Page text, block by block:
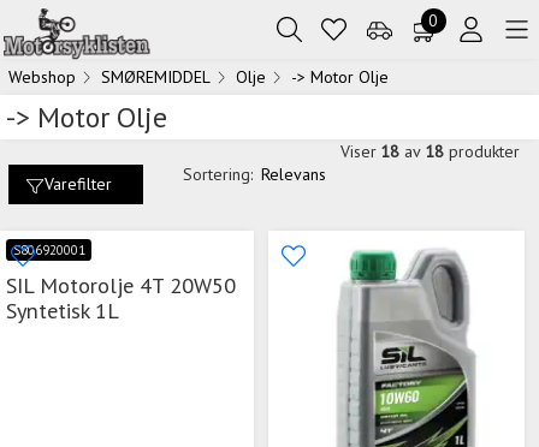
0
Webshop SMØREMIDDEL Olje -> Motor Olje
-> Motor Olje
Varefilter Sortering: Relevans
Viser 18 av 18 produkter
S806920001
SIL Motorolje 4T 20W50
Syntetisk 1L